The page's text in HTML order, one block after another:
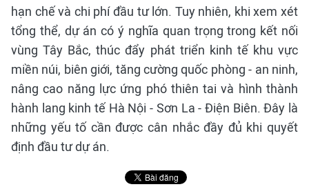
hạn chế và chi phí đầu tư lớn. Tuy nhiên, khi xem xét
tổng thể, dự án có ý nghĩa quan trọng trong kết nối
vùng Tây Bắc, thúc đẩy phát triển kinh tế khu vực
miền núi, biên giới, tăng cường quốc phòng - an ninh,
nâng cao năng lực ứng phó thiên tai và hình thành
hành lang kinh tế Hà Nội - Sơn La - Điện Biên. Đây là
những yếu tố cần được cân nhắc đầy đủ khi quyết
định đầu tư dự án.